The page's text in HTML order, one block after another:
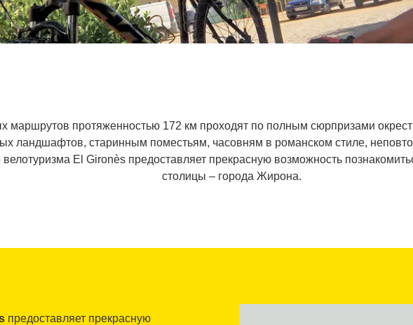
маршрутов протяженностью 172 км проходят по полным сюрпризами
ландшафтов, старинным поместьям, часовням в романском стиле,
El Gironès предоставляет прекрасную возможность
столицы – города Жирона.
предоставляет прекрасную